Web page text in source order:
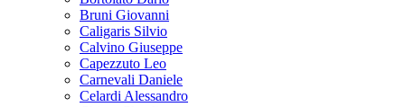
Bruni Giovanni
Caligaris Silvio
Calvino Giuseppe
Capezzuto Leo
Carnevali Daniele
Celardi Alessandro